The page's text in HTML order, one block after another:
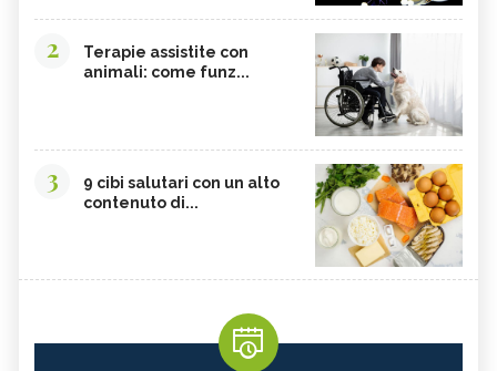
2
Terapie assistite con
animali: come funz...
3
9 cibi salutari con un alto
contenuto di...